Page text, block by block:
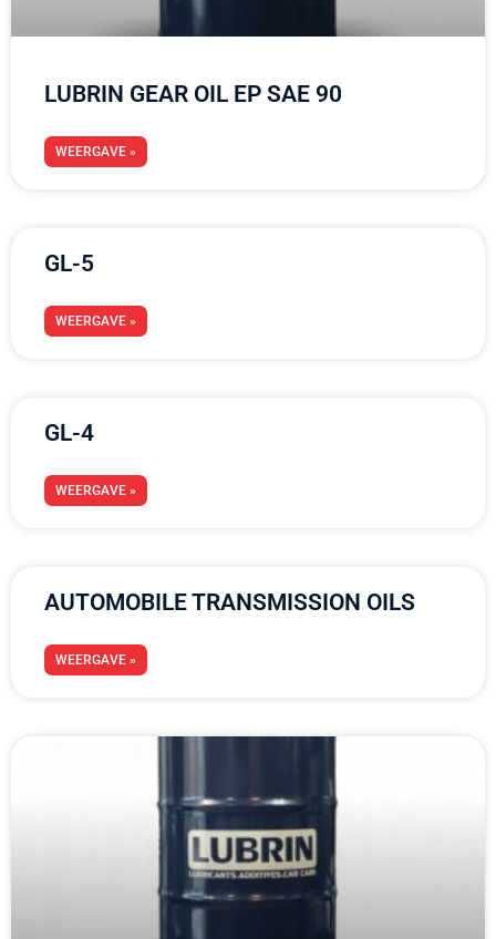
LUBRIN GEAR OIL EP SAE 90
WEERGAVE »
GL-5
WEERGAVE »
GL-4
WEERGAVE »
AUTOMOBILE TRANSMISSION OILS
WEERGAVE »